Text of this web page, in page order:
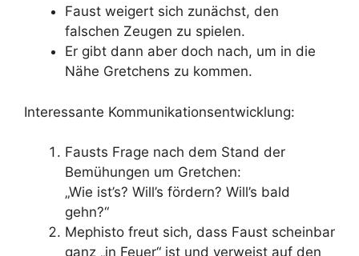
Faust weigert sich zunächst, den
falschen Zeugen zu spielen.
Er gibt dann aber doch nach, um in die
Nähe Gretchens zu kommen.
Interessante Kommunikationsentwicklung:
Fausts Frage nach dem Stand der
Bemühungen um Gretchen:
„Wie ist’s? Will’s fördern? Will’s bald
gehn?“
Mephisto freut sich, dass Faust scheinbar
ganz „in Feuer“ ist und verweist auf den